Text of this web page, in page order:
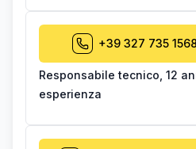
+39 327 735 1568
Responsabile tecnico 12
esperienza